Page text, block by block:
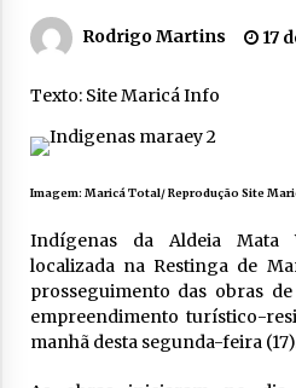
Rodrigo Martins 17
Texto: Site Maricá Info
Imagem: Maricá Total/ Reprodução Site
Indígenas da Aldeia Mata
localizada na Restinga de
prosseguimento das obras
empreendimento turístico-
manhã desta segunda-feira